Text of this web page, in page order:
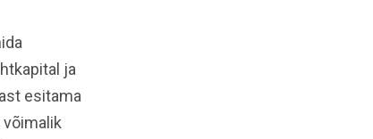
ja
esitama